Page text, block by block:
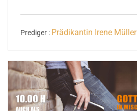
Prediger : Prädikantin Irene Müller